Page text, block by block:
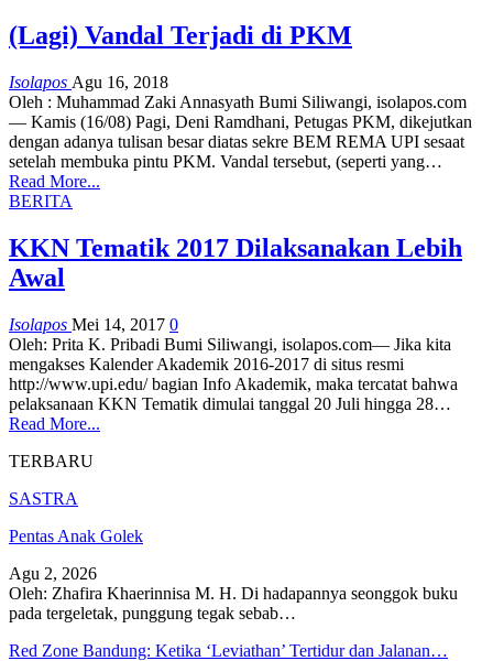
(Lagi) Vandal Terjadi di PKM
Isolapos Agu 16, 2018
Oleh : Muhammad Zaki Annasyath Bumi Siliwangi, isolapos.com
— Kamis (16/08) Pagi, Deni Ramdhani, Petugas PKM, dikejutkan
dengan adanya tulisan besar diatas sekre BEM REMA UPI sesaat
setelah membuka pintu PKM. Vandal tersebut, (seperti yang…
Read More...
BERITA
KKN Tematik 2017 Dilaksanakan Lebih
Awal
Isolapos Mei 14, 2017 0
Oleh: Prita K. Pribadi Bumi Siliwangi, isolapos.com— Jika kita
mengakses Kalender Akademik 2016-2017 di situs resmi
http://www.upi.edu/ bagian Info Akademik, maka tercatat bahwa
pelaksanaan KKN Tematik dimulai tanggal 20 Juli hingga 28…
Read More...
TERBARU
SASTRA
Pentas Anak Golek
Agu 2, 2026
Oleh: Zhafira Khaerinnisa M. H. Di hadapannya seonggok buku
pada tergeletak, punggung tegak sebab…
Red Zone Bandung: Ketika ‘Leviathan’ Tertidur dan Jalanan…